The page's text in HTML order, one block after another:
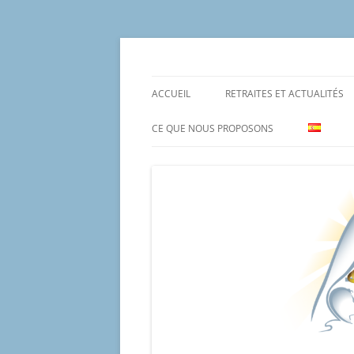
Aller
ACCUEIL RETRAITES ET ACTUALITÉS
CE QUE NOUS PROPOSONS